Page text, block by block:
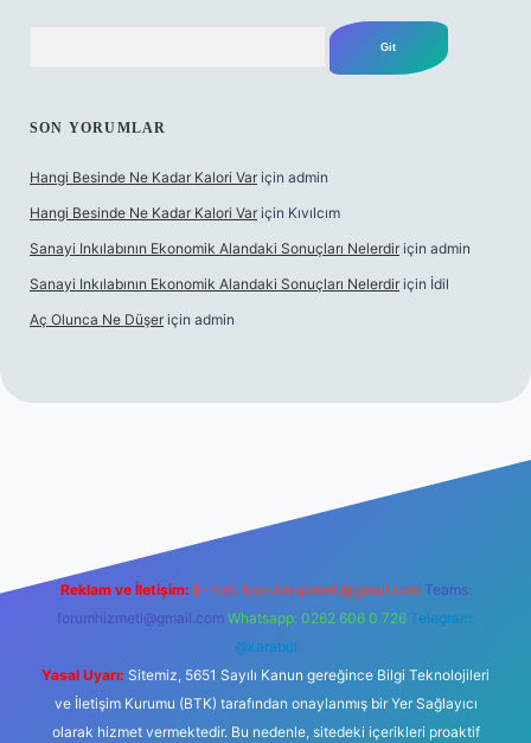
SON YORUMLAR
Hangi Besinde Ne Kadar Kalori Var için admin
Hangi Besinde Ne Kadar Kalori Var için Kıvılcım
Sanayi Inkılabının Ekonomik Alandaki Sonuçları Nelerdir için admin
Sanayi Inkılabının Ekonomik Alandaki Sonuçları Nelerdir için İdil
Aç Olunca Ne Düşer için admin
Reklam ve İletişim: E-mail: backlinkpaneli@gmail.com Teams:
forumhizmeti@gmail.com Whatsapp: 0262 606 0 726 Telegram:
@karabul
Yasal Uyarı: Sitemiz, 5651 Sayılı Kanun gereğince Bilgi Teknolojileri
ve İletişim Kurumu (BTK) tarafından onaylanmış bir Yer Sağlayıcı
olarak hizmet vermektedir. Bu nedenle, sitedeki içerikleri proaktif